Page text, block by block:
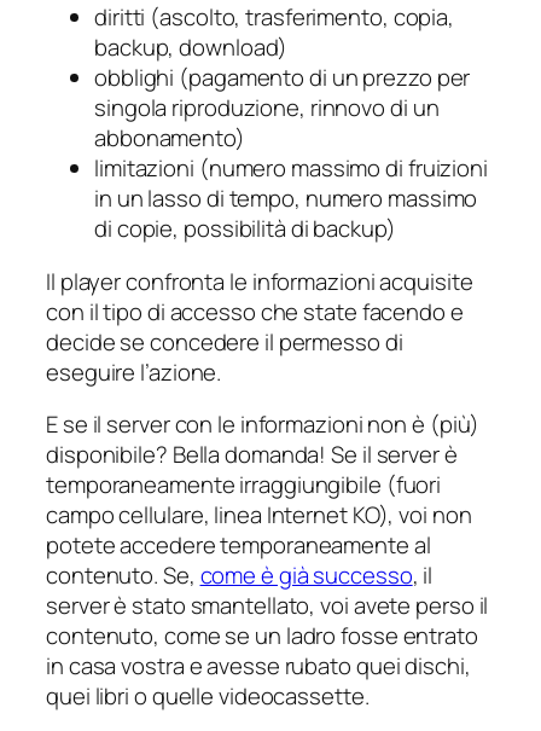
diritti (ascolto, trasferimento, copia,
backup, download)
obblighi (pagamento di un prezzo per
singola riproduzione, rinnovo di un
abbonamento)
limitazioni (numero massimo di fruizioni
in un lasso di tempo, numero massimo
di copie, possibilità di backup)
Il playerconfronta le informazioni acquisite
con il tipo di accesso che state facendo e
decide se concedere il permesso di
eseguire l’azione.
E se il server con le informazioni non è (più)
disponibile? Bella domanda! Se il server è
temporaneamente irraggiungibile (fuori
campo cellulare, linea Internet KO), voi non
potete accedere temporaneamente al
contenuto. Se, come è già successo, il
server è stato smantellato, voi avete perso il
contenuto, come se un ladro fosse entrato
in casa vostra e avesse rubato quei dischi,
quei libri o quelle videocassette.